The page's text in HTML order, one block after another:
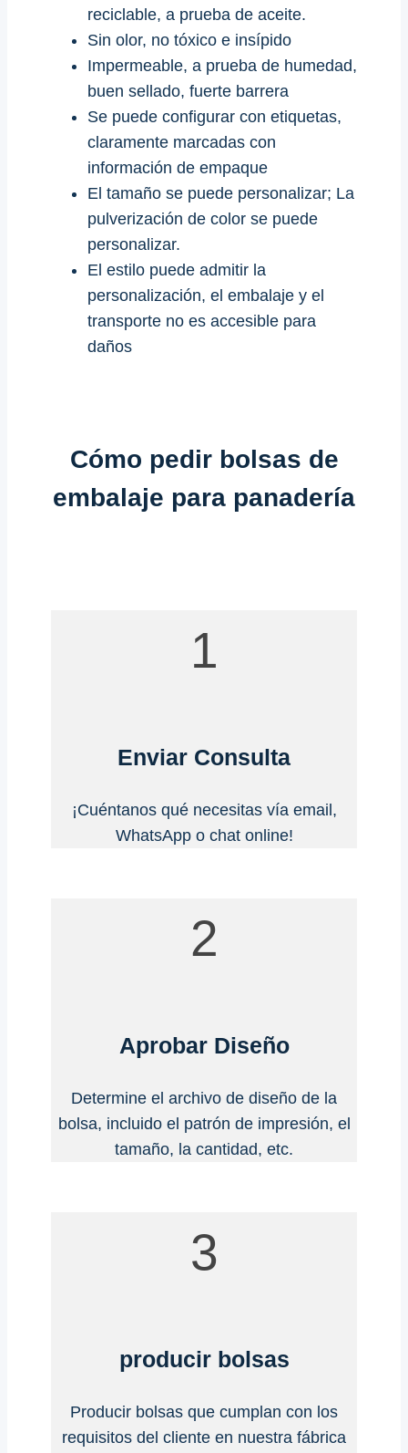
reciclable, a prueba de aceite.
Sin olor, no tóxico e insípido
Impermeable, a prueba de humedad,
buen sellado, fuerte barrera
Se puede configurar con etiquetas,
claramente marcadas con
información de empaque
El tamaño se puede personalizar; La
pulverización de color se puede
personalizar.
El estilo puede admitir la
personalización, el embalaje y el
transporte no es accesible para
daños
Cómo pedir bolsas de
embalaje para panadería
1
Enviar Consulta
¡Cuéntanos qué necesitas vía email,
WhatsApp o chat online!
2
Aprobar Diseño
Determine el archivo de diseño de la
bolsa, incluido el patrón de impresión, el
tamaño, la cantidad, etc.
3
producir bolsas
Producir bolsas que cumplan con los
requisitos del cliente en nuestra fábrica